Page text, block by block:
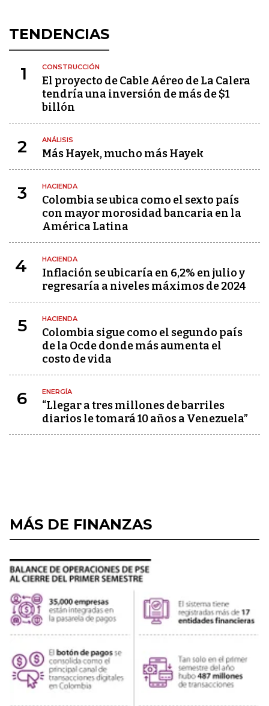
TENDENCIAS
1 CONSTRUCCIÓN
El proyecto de Cable Aéreo de La Calera
tendría una inversión de más de $1
billón
2 ANÁLISIS
Más Hayek, mucho más Hayek
3 HACIENDA
Colombia se ubica como el sexto país
con mayor morosidad bancaria en la
América Latina
4 HACIENDA
Inflación se ubicaría en 6,2% en julio y
regresaría a niveles máximos de 2024
5 HACIENDA
Colombia sigue como el segundo país
de la Ocde donde más aumenta el
costo de vida
6 ENERGÍA
“Llegar a tres millones de barriles
diarios le tomará 10 años a Venezuela”
MÁS DE FINANZAS